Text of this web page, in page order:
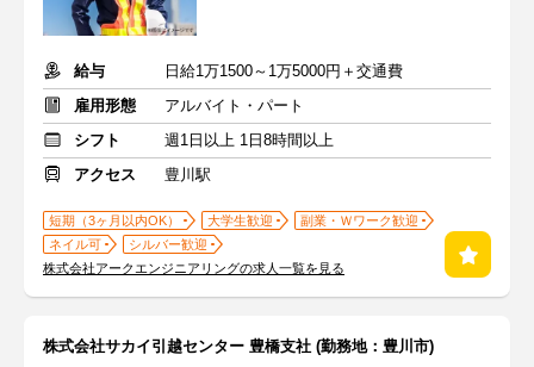
給与
日給1万1500～1万5000円＋交通費
雇用形態
アルバイト・パート
シフト
週1日以上 1日8時間以上
アクセス
豊川駅
短期（3ヶ月以内OK） 大学生歓迎
副業・Ｗワーク歓迎
ネイル可
シルバー歓迎
株式会社アークエンジニアリングの求人一覧を見る
株式会社サカイ引越センター 豊橋支社 (勤務地：豊川市)